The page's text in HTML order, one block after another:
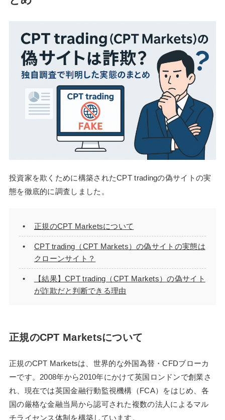
投資家を欺くために構築されたCPT tradingの偽サイトの実
態を徹底的に調査しました。
正規のCPT Marketsについて
CPT trading（CPT Markets）の偽サイトの実態は
クローンサイト？
【結果】CPT trading（CPT Markets）の偽サイト
が詐欺だと判断できる理由
正規のCPT Marketsについて
正規のCPT Marketsは、世界的な外国為替・CFDブローカ
ーです。2008年から2010年にかけて英国ロンドンで創業さ
れ、現在では英国金融行動監視機構（FCA）をはじめ、各
国の厳格な金融当局から認可された複数の法人によるマル
チライセンス体制を構築しています。